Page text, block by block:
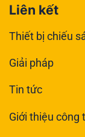
Liên kết
Thiết bị chiếu
Giải pháp
Tin tức
Giới thiệu công